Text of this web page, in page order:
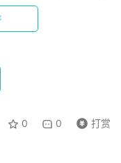
音更小。
新。V2数码马达采
一台手持真空吸尘器
3月推出了迄今最强
Absolute无绳吸尘
0 0 打赏